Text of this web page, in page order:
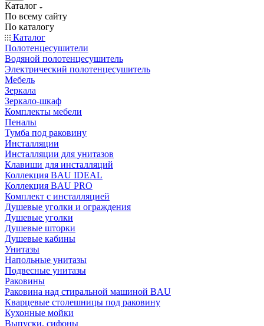
Каталог
По всему сайту
По каталогу
Каталог
Полотенцесушители
Водяной полотенцесушитель
Электрический полотенцесушитель
Мебель
Зеркала
Зеркало-шкаф
Комплекты мебели
Пеналы
Тумба под раковину
Инсталляции
Инсталляции для унитазов
Клавиши для инсталляций
Коллекция BAU IDEAL
Коллекция BAU PRO
Комплект с инсталляцией
Душевые уголки и ограждения
Душевые уголки
Душевые шторки
Душевые кабины
Унитазы
Напольные унитазы
Подвесные унитазы
Раковины
Раковина над стиральной машиной BAU
Кварцевые столешницы под раковину
Кухонные мойки
Выпуски, сифоны